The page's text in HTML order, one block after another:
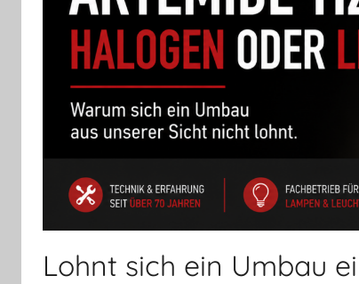
Lohnt sich ein Umbau